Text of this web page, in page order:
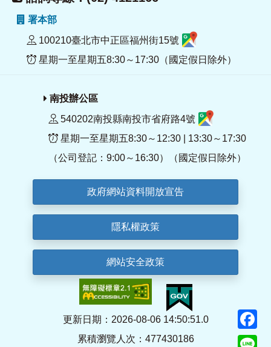
署本部
100210臺北市中正區福州街15號
星期一至星期五8:30～17:30（國定假日除外）
南投辦公區
540202南投縣南投市省府路4號
星期一至星期五8:30～12:30 | 13:30～17:30
（公司登記：9:00～16:30）（國定假日除外）
政府網站資料開放宣告
隱私權政策
網站安全政策
更新日期：2026-08-06 14:50:51.0
累積瀏覽人次：477430186